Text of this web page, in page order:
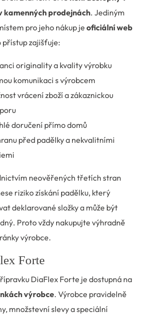
kamenných prodejnách. Jediným
pro jeho nákup jeoficiální web
přístup zajišťuje:
originality a kvality výrobku
komunikaci s výrobcem
vrácení zboží a zákaznickou
doručení přímo domů
před padělky a nekvalitními
neověřených třetích stran
riziko získání padělku, který
deklarované složky a může být
Proto vždy nakupujte výhradně
výrobce.
Forte
DiaFlex Forte je dostupná na
výrobce. Výrobce pravidelně
množstevní slevy a speciální